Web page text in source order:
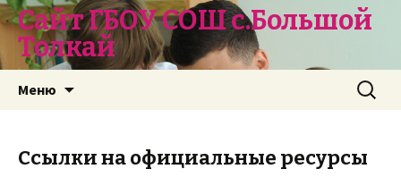
Сайт ГБОУ СОШ с.Большой
Толкай
Меню Найти:
Ссылки на официальные ресурсы